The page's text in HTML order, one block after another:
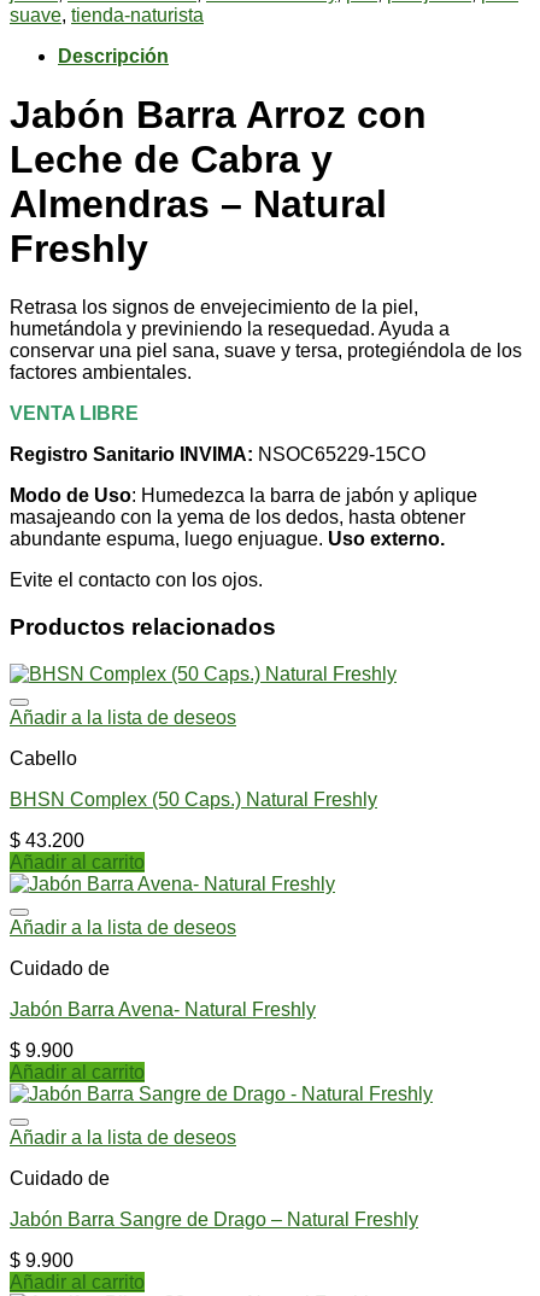
Cabra
y
Almendras
Freshly
suave, tienda-naturista
Descripción
Jabón Barra Arroz con
Leche de Cabra y
Almendras – Natural
Freshly
Retrasa los signos de envejecimiento de la piel,
humetándola y previniendo la resequedad. Ayuda a
conservar una piel sana, suave y tersa, protegiéndola de los
factores ambientales.
VENTA LIBRE
Registro Sanitario INVIMA: NSOC65229-15CO
Modo de Uso: Humedezca la barra de jabón y aplique
masajeando con la yema de los dedos, hasta obtener
abundante espuma, luego enjuague. Uso externo.
Evite el contacto con los ojos.
Productos relacionados
Añadir a la lista de deseos
Cabello
BHSN Complex (50 Caps.) Natural Freshly
$ 43.200
Añadir al carrito
Añadir a la lista de deseos
Cuidado de
Jabón Barra Avena- Natural Freshly
$ 9.900
Añadir al carrito
Añadir a la lista de deseos
Cuidado de
Jabón Barra Sangre de Drago – Natural Freshly
$ 9.900
Añadir al carrito